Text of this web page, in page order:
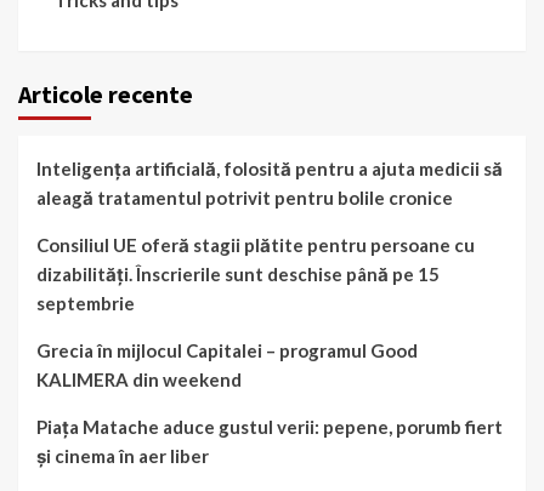
Articole recente
Inteligența artificială, folosită pentru a ajuta medicii să
aleagă tratamentul potrivit pentru bolile cronice
Consiliul UE oferă stagii plătite pentru persoane cu
dizabilități. Înscrierile sunt deschise până pe 15
septembrie
Grecia în mijlocul Capitalei – programul Good
KALIMERA din weekend
Piața Matache aduce gustul verii: pepene, porumb fiert
și cinema în aer liber